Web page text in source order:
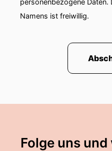
personenbezogene
Namens ist freiwillig.
Folge uns